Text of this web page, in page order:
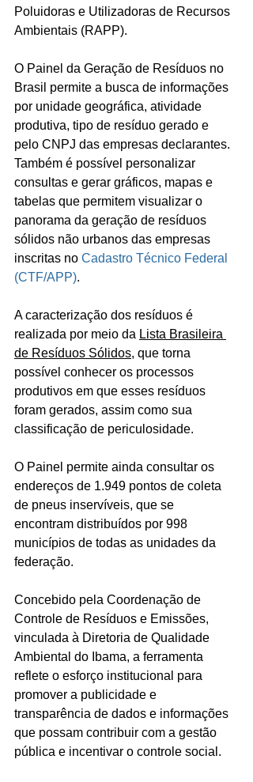
Poluidoras e Utilizadoras de Recursos
Ambientais (RAPP).
O Painel da Geração de Resíduos no
Brasil permite a busca de informações
por unidade geográfica, atividade
produtiva, tipo de resíduo gerado e
pelo CNPJ das empresas declarantes.
Também é possível personalizar
consultas e gerar gráficos, mapas e
tabelas que permitem visualizar o
panorama da geração de resíduos
sólidos não urbanos das empresas
inscritas no Cadastro Técnico Federal
(CTF/APP).
A caracterização dos resíduos é
realizada por meio da Lista Brasileira
de Resíduos Sólidos, que torna
possível conhecer os processos
produtivos em que esses resíduos
foram gerados, assim como sua
classificação de periculosidade.
O Painel permite ainda consultar os
endereços de 1.949 pontos de coleta
de pneus inservíveis, que se
encontram distribuídos por 998
municípios de todas as unidades da
federação.
Concebido pela Coordenação de
Controle de Resíduos e Emissões,
vinculada à Diretoria de Qualidade
Ambiental do Ibama, a ferramenta
reflete o esforço institucional para
promover a publicidade e
transparência de dados e informações
que possam contribuir com a gestão
pública e incentivar o controle social.